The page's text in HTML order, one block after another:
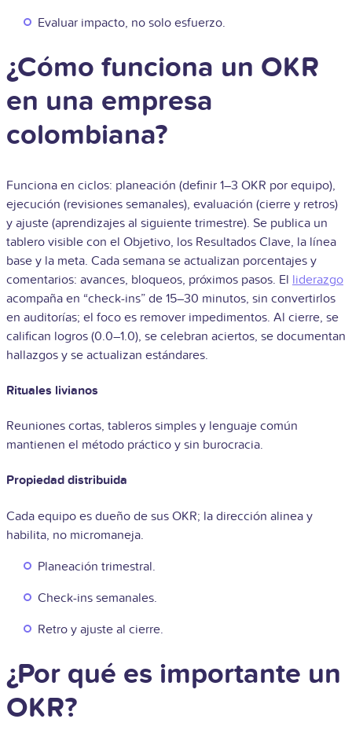
Evaluar impacto, no solo esfuerzo.
¿Cómo funciona un OKR
en una empresa
colombiana?
Funciona en ciclos: planeación (definir 1–3 OKR por equipo),
ejecución (revisiones semanales), evaluación (cierre y retros)
y ajuste (aprendizajes al siguiente trimestre). Se publica un
tablero visible con el Objetivo, los Resultados Clave, la línea
base y la meta. Cada semana se actualizan porcentajes y
comentarios: avances, bloqueos, próximos pasos. El liderazgo
acompaña en “check-ins” de 15–30 minutos, sin convertirlos
en auditorías; el foco es remover impedimentos. Al cierre, se
califican logros (0.0–1.0), se celebran aciertos, se documentan
hallazgos y se actualizan estándares.
Rituales livianos
Reuniones cortas, tableros simples y lenguaje común
mantienen el método práctico y sin burocracia.
Propiedad distribuida
Cada equipo es dueño de sus OKR; la dirección alinea y
habilita, no micromaneja.
Planeación trimestral.
Check-ins semanales.
Retro y ajuste al cierre.
¿Por qué es importante un
OKR?